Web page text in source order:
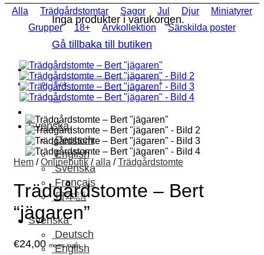
Inga produkter i varukorgen.
Gå tillbaka till butiken
Sök
efter:
Svenska
Deutsch
English
Svenska
Français
日本語
Svenska
Deutsch
English
Alla Trädgårdstomtar Sagor Jul Djur
Miniatyrer
Grupper
18+ Arvkollektion Särskilda poster
Hem / Onlinebutik / alla / Trädgårdstomte
Trädgårdstomte – Bert
“jägaren”
€24,00 moms ingår.